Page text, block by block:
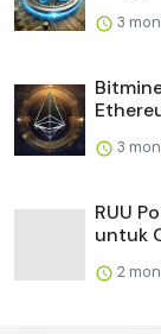
3
3
RUU
untuk
2